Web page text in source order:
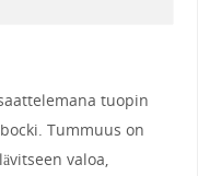
tuopin
Tummuus on
valoa,